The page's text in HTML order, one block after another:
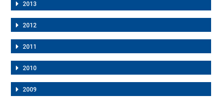
2013
2012
2011
2010
2009